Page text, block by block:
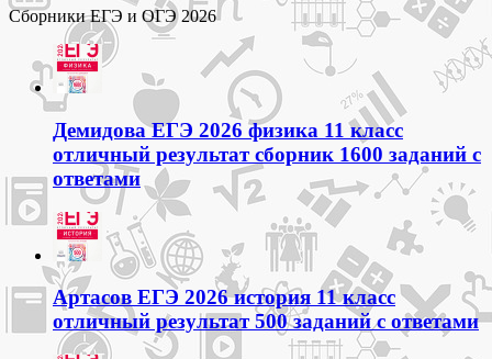
Сборники ЕГЭ и ОГЭ 2026
Демидова ЕГЭ 2026 физика 11 класс
отличный результат сборник 1600 заданий с
ответами
Артасов ЕГЭ 2026 история 11 класс
отличный результат 500 заданий с ответами